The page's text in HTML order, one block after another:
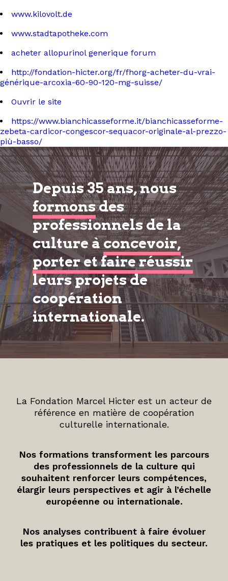
www.kilovolt.de
www.stadtapotheke.com
acheter allopurinol generique forum
http://fondation-hicter.org/fr/fhorg-acheter-du-vrai-
générique-arcoxia-60-90-120-mg-suisse/
Ouvrir le site
https://www.bianchicasseforme.it/bianchicasseforme-
zebeta-cardicor-congescor-sequacor-originale-al-prezzo-
più-basso/
Depuis 35 ans, nous
formonsdes
professionnels de la
culture àconcevoir,
porter et faire réussir
leurs projets de
coopération
internationale.
La Fondation Marcel Hicter est un acteur de
référence en matière de coopération
culturelle internationale.
Nos formations transforment les parcours
des professionnels de la culture qui
souhaitent renforcer leurs compétences,
élargir leurs perspectives et agir à l’échelle
européenne ou internationale.
Nos analyses contribuent à faire évoluer
les pratiques et les politiques du secteur.